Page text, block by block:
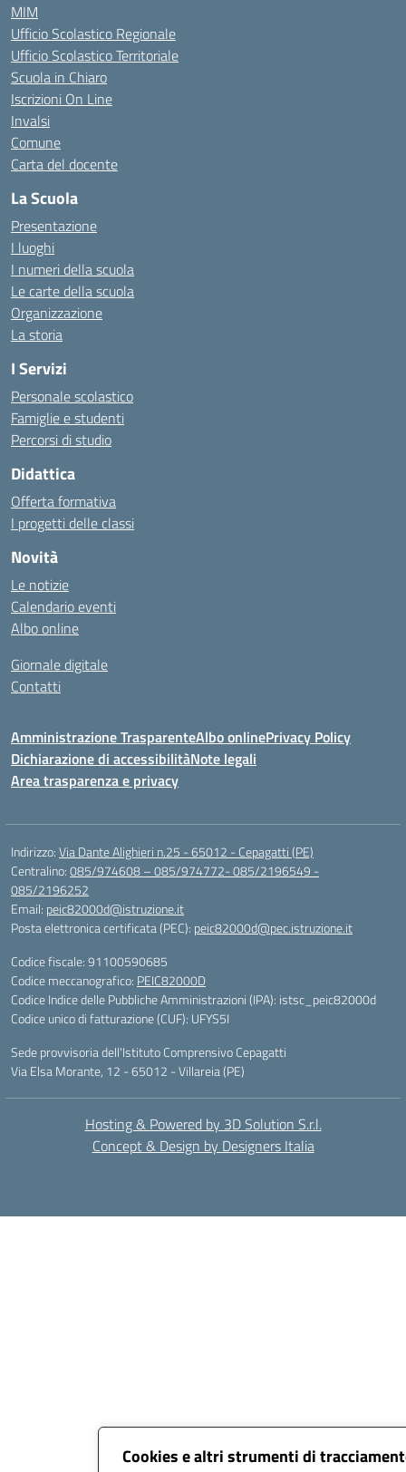
Cookies e altri strumenti di
MIM
Ufficio Scolastico Regionale
Ufficio Scolastico Territoriale
Scuola in Chiaro
Iscrizioni On Line
Invalsi
Comune
Carta del docente
La Scuola
Presentazione
I luoghi
I numeri della scuola
Le carte della scuola
Organizzazione
La storia
I Servizi
Personale scolastico
Famiglie e studenti
Percorsi di studio
Didattica
Offerta formativa
I progetti delle classi
Novità
Le notizie
Calendario eventi
Albo online
Giornale digitale
Contatti
Amministrazione TrasparenteAlbo onlinePrivacy Policy
Dichiarazione di accessibilitàNote legali
Area trasparenza e privacy
Indirizzo:Via Dante Alighieri n.25 - 65012 - Cepagatti (PE)
Centralino:085/974608 – 085/974772- 085/2196549 -
085/2196252
Email: peic82000d@istruzione.it
Posta elettronica certificata (PEC): peic82000d@pec.istruzione.it
Codice fiscale: 91100590685
Codice meccanografico: PEIC82000D
Codice Indice delle Pubbliche Amministrazioni (IPA): istsc_peic82000d
Codice unico di fatturazione (CUF): UFYS5I
Sede provvisoria dell'Istituto Comprensivo Cepagatti
Via Elsa Morante, 12 - 65012 - Villareia (PE)
Hosting & Powered by 3D Solution S.r.l.
Concept & Design by Designers Italia